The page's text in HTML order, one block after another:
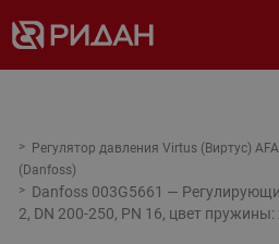
Регулятор давления Virtus (Виртус)
(Danfoss)
Danfoss 003G5661 —
2, DN 200-250, PN 16, цвет